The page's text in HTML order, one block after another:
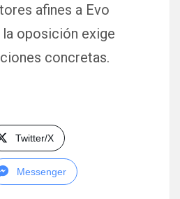
afines a Evo
oposición exige
concretas.
Twitter/X
Messenger